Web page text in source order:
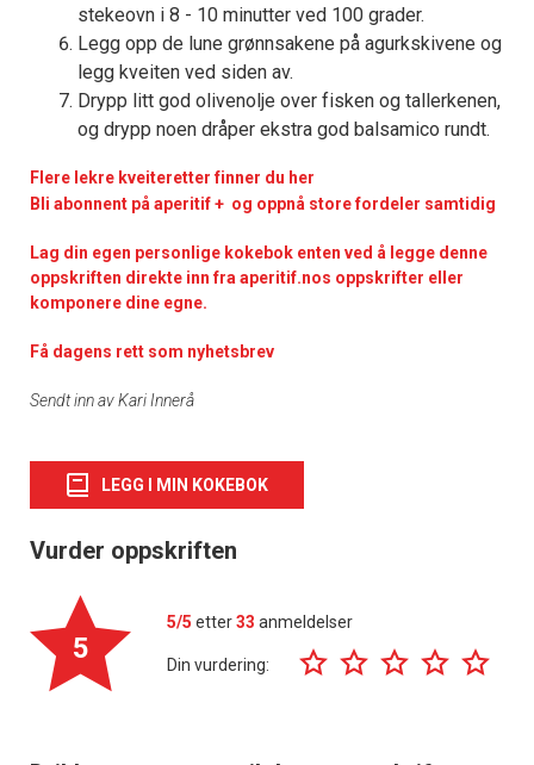
stekeovn i 8 - 10 minutter ved 100 grader.
Legg opp de lune grønnsakene på agurkskivene og
legg kveiten ved siden av.
Drypp litt god olivenolje over fisken og tallerkenen,
og drypp noen dråper ekstra god balsamico rundt.
Flere lekre kveiteretter finner du her
Bli abonnent på aperitif + og oppnå store fordeler samtidig
Lag din egen personlige kokebok enten ved å legge denne
oppskriften direkte inn fra aperitif.nos oppskrifter eller
komponere dine egne.
Få dagens rett som nyhetsbrev
Sendt inn av Kari Innerå
LEGG I MIN KOKEBOK
Vurder oppskriften
5
5/5 etter33 anmeldelser
Din vurdering: